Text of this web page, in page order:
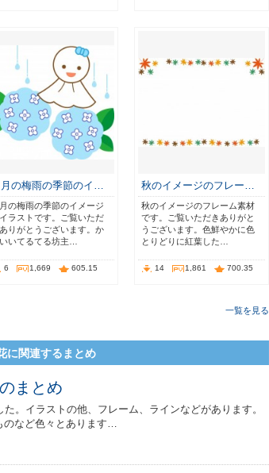
月の梅雨の季節のイ…
の梅雨の季節のイメージ
ラストです。ご覧いただ
りがとうございます。か
いてるてる坊主…
6 1,669 605.15
秋のイメージのフレー…
秋のイメージのフレーム素材
です。ご覧いただきありがと
うございます。色鮮やかに色
とりどりに紅葉した…
14 1,861 700.35
一覧を見る
に関連するまとめ
まとめ
。イラストの他、フレーム、ラインなどがあります。
のなど色々とあります…